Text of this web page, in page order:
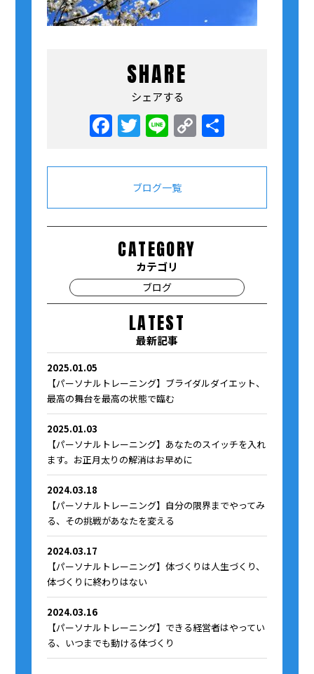
SHARE
シェアする
Facebook
Twitter
LineCopy
ブログ一覧
CATEGORY
カテゴリ
ブログ
LATEST
最新記事
2025.01.05
【パーソナルトレーニング】ブライダルダイエット、
最高の舞台を最高の状態で臨む
2025.01.03
【パーソナルトレーニング】あなたのスイッチを入れ
ます。お正月太りの解消はお早めに
2024.03.18
【パーソナルトレーニング】自分の限界までやってみ
る、その挑戦があなたを変える
2024.03.17
【パーソナルトレーニング】体づくりは人生づくり、
体づくりに終わりはない
2024.03.16
【パーソナルトレーニング】できる経営者はやってい
る、いつまでも動ける体づくり